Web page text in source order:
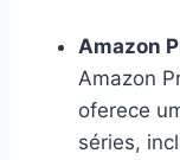
Amazon
Amazon
oferece
séries,